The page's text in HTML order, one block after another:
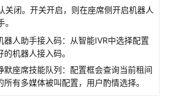
关闭。开关开启，则在座席侧开启机器人
。
器人助手接入码：从智能IVR中选择配置
的机器人接入码。
默座席技能队列：配置框会查询当前租间
所有多媒体被叫配置，用户酌情选择。